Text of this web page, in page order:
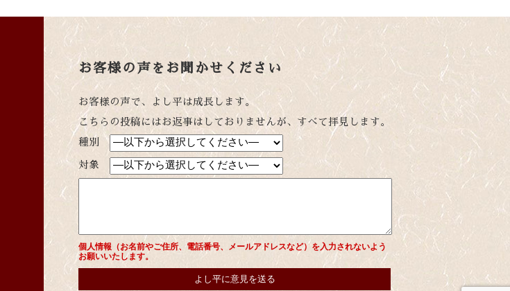
お客様の声をお聞かせください
お客様の声で、よし平は成長します。
こちらの投稿にはお返事はしておりませんが、すべて拝見します。
種別
対象
個人情報（お名前やご住所、電話番号、メールアドレスなど）を入力されないよう
お願いいたします。